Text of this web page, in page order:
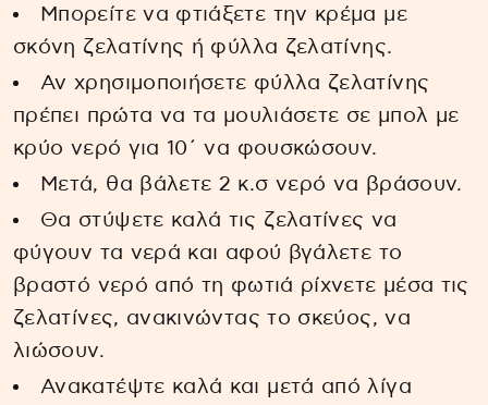
Μπορείτε να φτιάξετε την κρέμα με
σκόνη ζελατίνης ή φύλλα ζελατίνης.
Αν χρησιμοποιήσετε φύλλα ζελατίνης
πρέπει πρώτα να τα μουλιάσετε σε μπολ με
κρύο νερό για 10΄ να φουσκώσουν.
Μετά, θα βάλετε 2 κ.σ νερό να βράσουν.
Θα στύψετε καλά τις ζελατίνες να
φύγουν τα νερά και αφού βγάλετε το
βραστό νερό από τη φωτιά ρίχνετε μέσα τις
ζελατίνες, ανακινώντας το σκεύος, να
λιώσουν.
Ανακατέψτε καλά και μετά από λίγα